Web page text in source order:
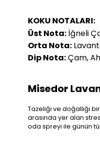
KOKU NOTALARI:
Üst Nota: İğneli
Orta Nota:
Dip Nota:Çam,
Misedor
Tazeliği ve doğallığı
arasında yer alan
oda spreyi ile günün